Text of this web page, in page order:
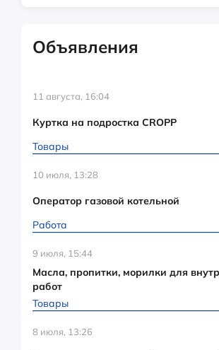
Объявления
11 августа, 16:04
Куртка на подростка CROPP
Товары
10 июля, 13:28
Оператор газовой котельной
Работа
9 июля, 15:44
Масла, пропитки, морилки для
работ
Товары
8 июля, 13:26